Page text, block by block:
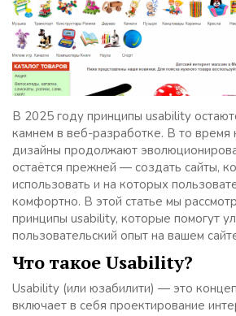
В 2025 году принципы usability
камнем в веб-разработке. В то время
дизайны продолжают
остаётся прежней — создать сайты,
использовать и на которых
комфортно. В этой статье мы
принципы usability, которые помогут
пользовательский опыт на вашем
Что такое Usability?
Usability (или юзабилити) — это
включает в себя проектирование